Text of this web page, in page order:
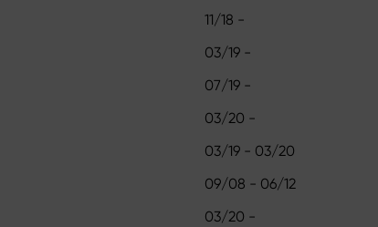
11/18 -
03/19 -
07/19 -
03/20 -
03/19 - 03/20
09/08 - 06/12
03/20 -